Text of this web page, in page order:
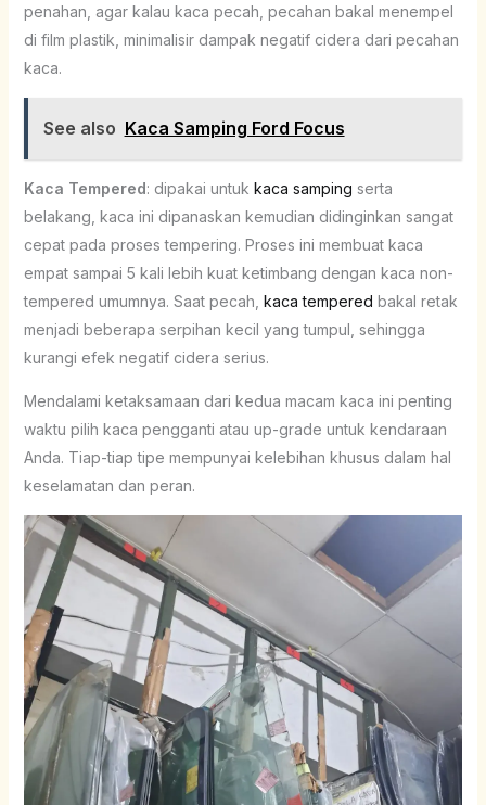
penahan, agar kalau kaca pecah, pecahan bakal menempel
di film plastik, minimalisir dampak negatif cidera dari pecahan
kaca.
See also Kaca Samping Ford Focus
Kaca Tempered: dipakai untuk kaca samping serta
belakang, kaca ini dipanaskan kemudian didinginkan sangat
cepat pada proses tempering. Proses ini membuat kaca
empat sampai 5 kali lebih kuat ketimbang dengan kaca non-
tempered umumnya. Saat pecah, kaca tempered bakal retak
menjadi beberapa serpihan kecil yang tumpul, sehingga
kurangi efek negatif cidera serius.
Mendalami ketaksamaan dari kedua macam kaca ini penting
waktu pilih kaca pengganti atau up-grade untuk kendaraan
Anda. Tiap-tiap tipe mempunyai kelebihan khusus dalam hal
keselamatan dan peran.